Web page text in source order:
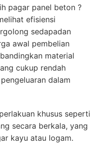
pagar panel beton ?
efisiensi
sedapadan
awal pembelian
material
cukup rendah
dalam
khusus seperti
secara berkala, yang
kayu atau logam.